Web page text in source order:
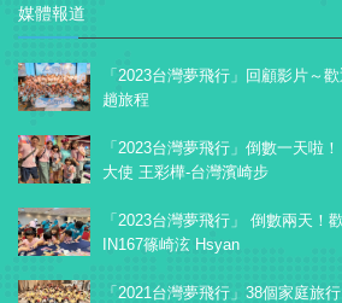
媒體報道
「2023台灣夢飛行」回顧影片～
趟旅程
「2023台灣夢飛行」倒數一天啦
大使 王彩樺-台灣濱崎步
「2023台灣夢飛行」 倒數兩天！
IN167篠崎泫 Hsyan
「2021台灣夢飛行」38個家庭旅